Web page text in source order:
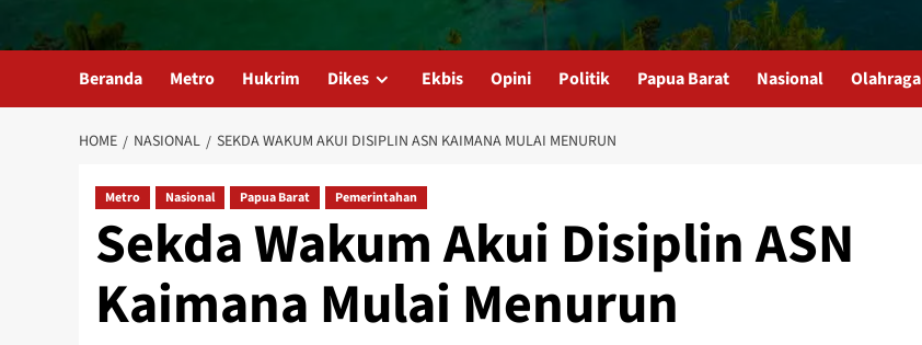
Beranda Metro Hukrim Dikes Ekbis Opini Politik Papua Barat Nasional Olahraga
HOME NASIONAL SEKDA WAKUM AKUI DISIPLIN ASN KAIMANA MULAI MENURUN
Metro Nasional Papua Barat Pemerintahan
Sekda Wakum Akui Disiplin ASN
Kaimana Mulai Menurun